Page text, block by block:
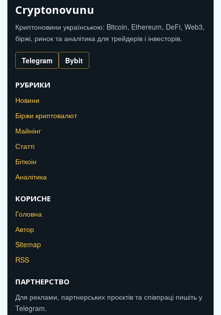
Cryptonovunu
Криптоновини українською: Bitcoin, Ethereum, DeFi, Web3,
біржі, ринок та аналітика для трейдерів і інвесторів.
Telegram Bybit
РУБРИКИ
Новини
Біржи криптовалют
Майнінг
Статті
Біткоін
Аналітика
КОРИСНЕ
Головна
Автор
Sitemap
RSS
ПАРТНЕРСТВО
Для реклами, партнерських проєктів та співпраці пишіть у
Telegram.